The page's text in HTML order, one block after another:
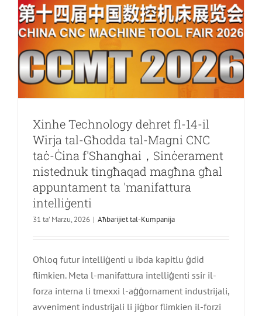
Avviż
tal-
Vaganzi
tal-
Jum
tal-
Knis
Xinhe Technology dehret fl-14-il
Wirja tal-Għodda tal-Magni CNC
taċ-Ċina f'Shanghai，Sinċerament
nistednuk tingħaqad magħna għal
appuntament ta 'manifattura
intelliġenti
31 ta’ Marzu, 2026 | Aħbarijiet tal-Kumpanija
Oħloq futur intelliġenti u ibda kapitlu ġdid
flimkien. Meta l-manifattura intelliġenti ssir il-
forza interna li tmexxi l-aġġornament industrijali,
avveniment industrijali li jiġbor flimkien il-forzi